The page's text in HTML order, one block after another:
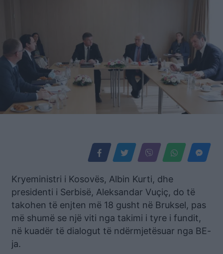
Kryeministri i Kosovës, Albin Kurti, dhe
presidenti i Serbisë, Aleksandar Vuçiç, do të
takohen të enjten më 18 gusht në Bruksel, pas
më shumë se një viti nga takimi i tyre i fundit,
në kuadër të dialogut të ndërmjetësuar nga BE-
ja.